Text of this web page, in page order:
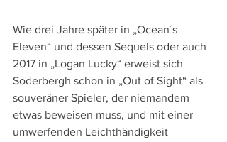
Wie drei Jahre später in „Ocean´s
Eleven“ und dessen Sequels oder auch
2017 in „Logan Lucky“ erweist sich
Soderbergh schon in „Out of Sight“ als
souveräner Spieler, der niemandem
etwas beweisen muss, und mit einer
umwerfenden Leichthändigkeit